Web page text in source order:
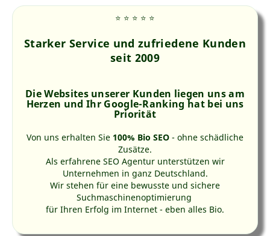
Was ist KI-SEO?
llms.txt-Datei - KI-SEO
Marketingpsychologie
Barrierefreie Webseiten
Nutzerverhalten
Homepage selber machen
Redaktionelles SEO
Wie arbeiten Suchmaschinen?
Über uns
⭐ ⭐ ⭐ ⭐ ⭐
Starker Service und zufriedene Kunden
seit 2009
Die Websites unserer Kunden liegen uns am
Herzen und Ihr Google-Ranking hat bei uns
Priorität
Von uns erhalten Sie 100% Bio SEO - ohne schädliche
Zusätze.
Als erfahrene SEO Agentur unterstützen wir
Unternehmen in ganz Deutschland.
Wir stehen für eine bewusste und sichere
Suchmaschinenoptimierung
für Ihren Erfolg im Internet - eben alles Bio.